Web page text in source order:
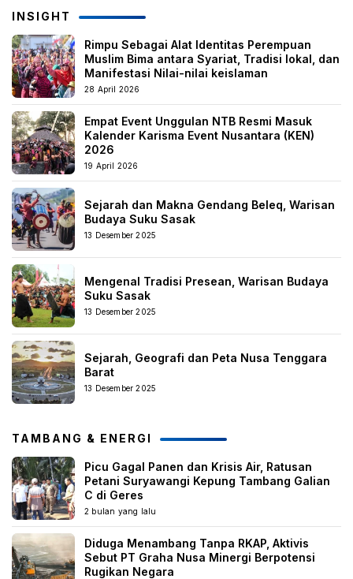
INSIGHT
Rimpu Sebagai Alat Identitas Perempuan
Muslim Bima antara Syariat, Tradisi lokal, dan
Manifestasi Nilai-nilai keislaman
28 April 2026
Empat Event Unggulan NTB Resmi Masuk
Kalender Karisma Event Nusantara (KEN)
2026
19 April 2026
Sejarah dan Makna Gendang Beleq, Warisan
Budaya Suku Sasak
13 Desember 2025
Mengenal Tradisi Presean, Warisan Budaya
Suku Sasak
13 Desember 2025
Sejarah, Geografi dan Peta Nusa Tenggara
Barat
13 Desember 2025
TAMBANG & ENERGI
Picu Gagal Panen dan Krisis Air, Ratusan
Petani Suryawangi Kepung Tambang Galian
C di Geres
2 bulan yang lalu
Diduga Menambang Tanpa RKAP, Aktivis
Sebut PT Graha Nusa Minergi Berpotensi
Rugikan Negara